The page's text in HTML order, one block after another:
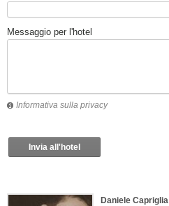
Messaggio per l'hotel
Informativa sulla privacy
Invia all'hotel
Daniele Capriglia